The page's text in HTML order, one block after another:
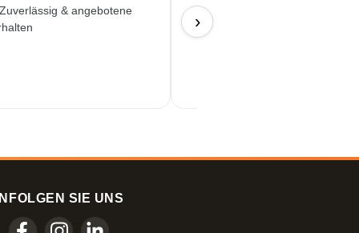
& angebotene
Hat alles wunderbar geklappt...
17/06/2026
›
FOLGEN SIE UNS